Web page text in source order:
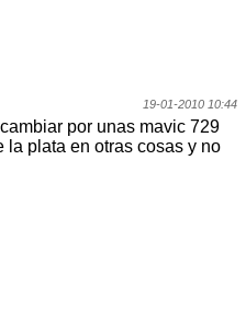
19-01-2010 10:44
por unas mavic 729
la plata en otras cosas y no